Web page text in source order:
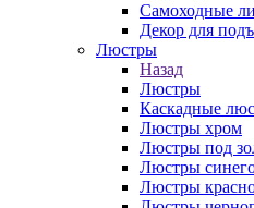
Самоходные
Декор для
Люстры
Назад
Люстры
Каскадные
Люстры хром
Люстры под
Люстры
Люстры